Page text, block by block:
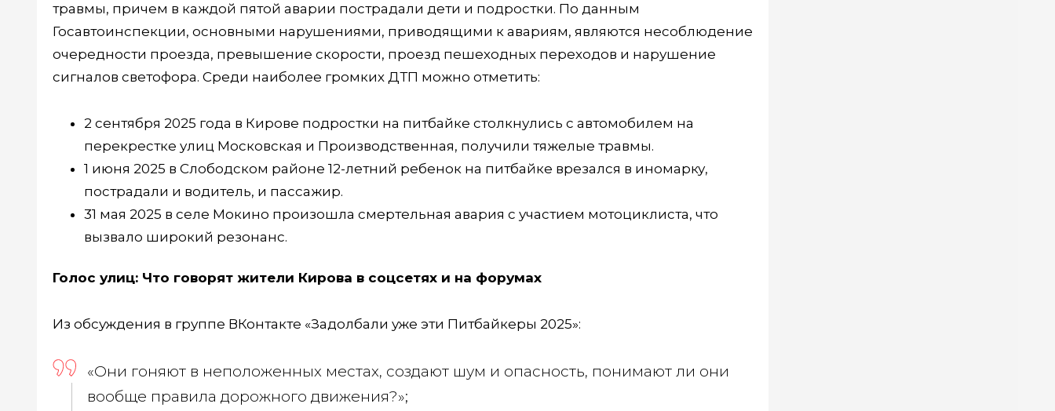
травмы, причем в каждой пятой аварии пострадали дети и подростки. По данным
Госавтоинспекции, основными нарушениями, приводящими к авариям, являются несоблюдение
очередности проезда, превышение скорости, проезд пешеходных переходов и нарушение
сигналов светофора. Среди наиболее громких ДТП можно отметить:
2 сентября 2025 года в Кирове подростки на питбайке столкнулись с автомобилем на
перекрестке улиц Московская и Производственная, получили тяжелые травмы.
1 июня 2025 в Слободском районе 12-летний ребенок на питбайке врезался в иномарку,
пострадали и водитель, и пассажир.
31 мая 2025 в селе Мокино произошла смертельная авария с участием мотоциклиста, что
вызвало широкий резонанс.
Голос улиц: Что говорят жители Кирова в соцсетях и на форумах
Из обсуждения в группе ВКонтакте «Задолбали уже эти Питбайкеры 2025»:
«Они гоняют в неположенных местах, создают шум и опасность, понимают ли они
вообще правила дорожного движения?»;